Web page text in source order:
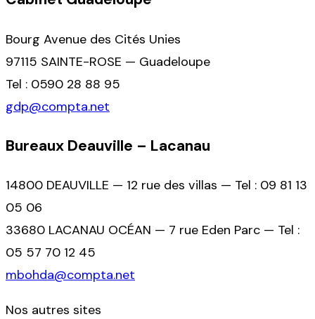
Bourg Avenue des Cités Unies
97115 SAINTE-ROSE — Guadeloupe
Tel : 0590 28 88 95
gdp@compta.net
Bureaux Deauville – Lacanau
14800 DEAUVILLE — 12 rue des villas — Tel : 09 81 13
05 06
33680 LACANAU OCÉAN — 7 rue Eden Parc — Tel :
05 57 70 12 45
mbohda@compta.net
Nos autres sites